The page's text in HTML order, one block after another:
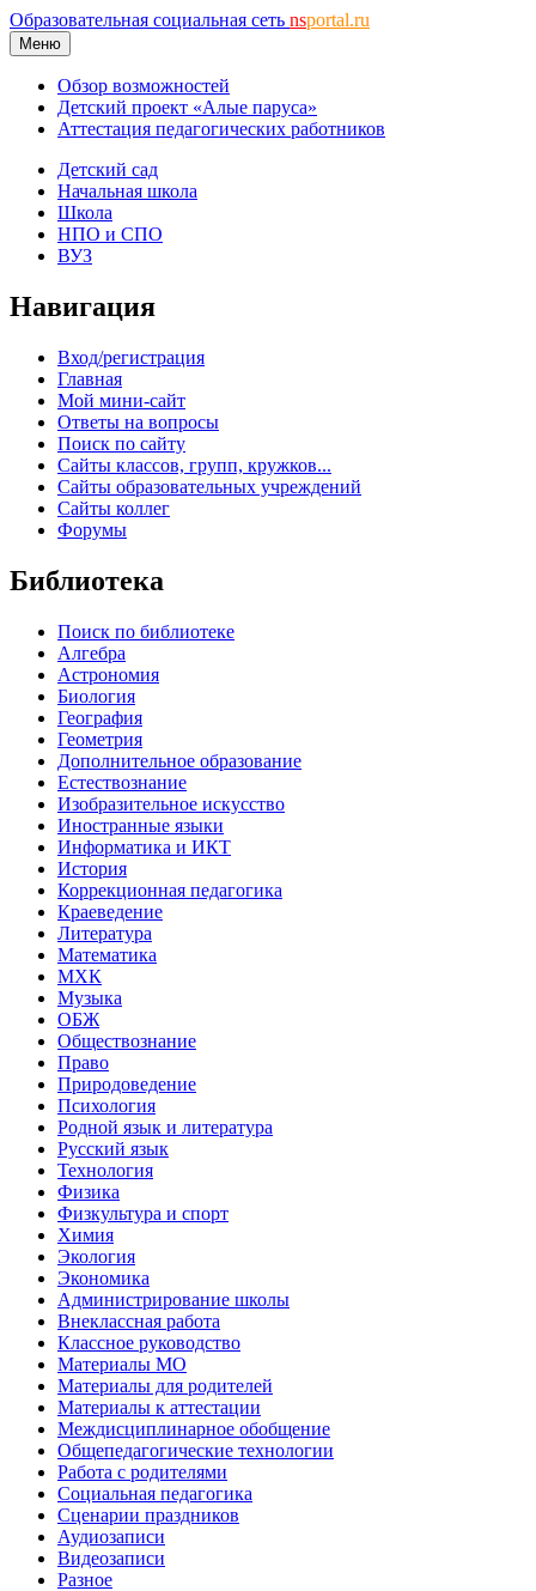
Образовательная социальная сеть nsportal.ru
Меню
Обзор возможностей
Детский проект «Алые паруса»
Аттестация педагогических работников
Детский сад
Начальная школа
Школа
НПО и СПО
ВУЗ
Навигация
Вход/регистрация
Главная
Мой мини-сайт
Ответы на вопросы
Поиск по сайту
Сайты классов, групп, кружков...
Сайты образовательных учреждений
Сайты коллег
Форумы
Библиотека
Поиск по библиотеке
Алгебра
Астрономия
Биология
География
Геометрия
Дополнительное образование
Естествознание
Изобразительное искусство
Иностранные языки
Информатика и ИКТ
История
Коррекционная педагогика
Краеведение
Литература
Математика
МХК
Музыка
ОБЖ
Обществознание
Право
Природоведение
Психология
Родной язык и литература
Русский язык
Технология
Физика
Физкультура и спорт
Химия
Экология
Экономика
Администрирование школы
Внеклассная работа
Классное руководство
Материалы МО
Материалы для родителей
Материалы к аттестации
Междисциплинарное обобщение
Общепедагогические технологии
Работа с родителями
Социальная педагогика
Сценарии праздников
Аудиозаписи
Видеозаписи
Разное